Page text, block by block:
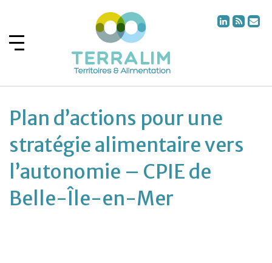
Plan d’actions pour une
stratégie alimentaire vers
l’autonomie – CPIE de
Belle-Île-en-Mer